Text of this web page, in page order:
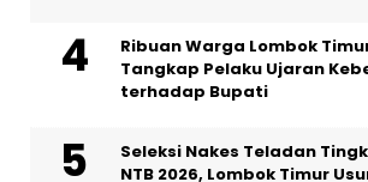
Ribuan Warga Lombok
Tangkap Pelaku Ujaran
terhadap Bupati
Seleksi Nakes Teladan
NTB 2026, Lombok Timur